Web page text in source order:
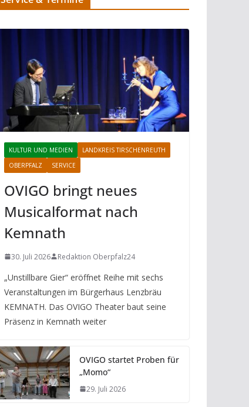
KULTUR UND MEDIEN
LANDKREIS TIRSCHENREUTH
OBERPFALZ
SERVICE
OVIGO bringt neues
Musicalformat nach
Kemnath
30. Juli 2026 Redaktion Oberpfalz24
„Unstillbare Gier“ eröffnet Reihe mit sechs
Veranstaltungen im Bürgerhaus Lenzbräu
KEMNATH. Das OVIGO Theater baut seine
Präsenz in Kemnath weiter
OVIGO startet Proben für
„Momo“
29. Juli 2026